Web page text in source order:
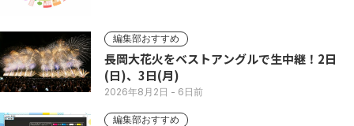
編集部おすすめ
長岡大花火をベストアングルで生中継！2日
(日)、3日(月)
2026年8月2日 - 6日前
編集部おすすめ